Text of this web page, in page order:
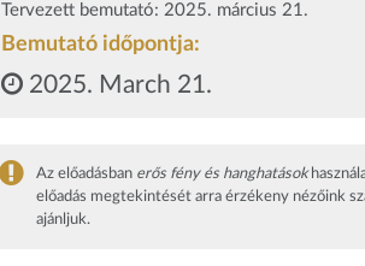
Tervezett bemutató: 2025. március 21.
Bemutató időpontja:
2025. March 21.
Az előadásban erős fény és hanghatások
előadás megtekintését arra érzékeny nézőink
ajánljuk.